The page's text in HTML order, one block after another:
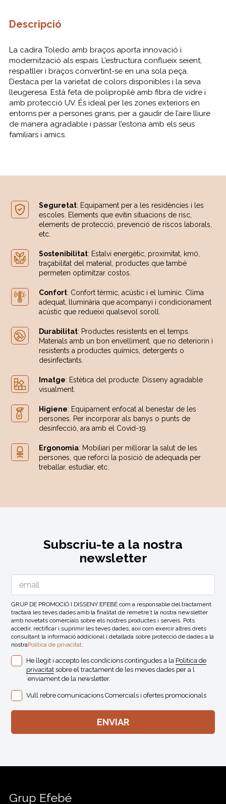
Descripció
La cadira Toledo amb braços aporta innovació i
modernització als espais. L’estructura conflueix seient,
respatller i braços convertint-se en una sola peça.
Destaca per la varietat de colors disponibles i la seva
lleugeresa. Està feta de polipropilè amb fibra de vidre i
amb protecció UV. És ideal per les zones exteriors en
entorns per a persones grans, per a gaudir de l’aire lliure
de manera agradable i passar l’estona amb els seus
familiars i amics.
Seguretat: Equipament per a les residències i les
escoles. Elements que evitin situacions de risc,
elements de protecció, prevenció de riscos laborals,
etc.
Sostenibilitat: Estalvi energètic, proximitat, km0,
traçabilitat del material, productes que també
permeten optimitzar costos.
Confort: Confort tèrmic, acústic i el lumínic. Clima
adequat, lluminària que acompanyi i condicionament
acústic que redueixi qualsevol soroll.
Durabilitat: Productes resistents en el temps.
Materials amb un bon envelliment, que no deteriorin i
resistents a productes químics, detergents o
desinfectants.
Imatge: Estètica del producte. Disseny agradable
visualment.
Higiene: Equipament enfocat al benestar de les
persones. Per incorporar als banys o punts de
desinfecció, ara amb el Covid-19.
Ergonomia: Mobiliari per millorar la salut de les
persones, que reforci la posició de adequada per
treballar, estudiar, etc.
Subscriu-te a la nostra
newsletter
GRUP DE PROMOCIÓ I DISSENY EFEBÉ com a responsable del tractament
tractarà les teves dades amb la finalitat de remetre´t la nostra newsletter
amb novetats comercials sobre els nostres productes i serveis. Pots
accedir, rectificar i suprimir les teves dades, així com exercir altres drets
consultant la informació addicional i detallada sobre protecció de dades a la
nostraPolitica de privacitat.
He llegit i accepto les condicions contingudes a la Politica de
privacitat sobre el tractament de les meves dades per a l
´enviament de la newsletter.
Vull rebre comunicacions Comercials i ofertes promocionals
Grup Efebé